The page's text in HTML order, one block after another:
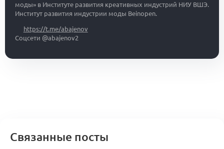
моды» в Институте развития креативных индустрий НИУ ВШЭ.
Институт развития индустрии моды Beinopen.
https://t.me/abajenov
Соцсети @abajenov2
Связанные посты